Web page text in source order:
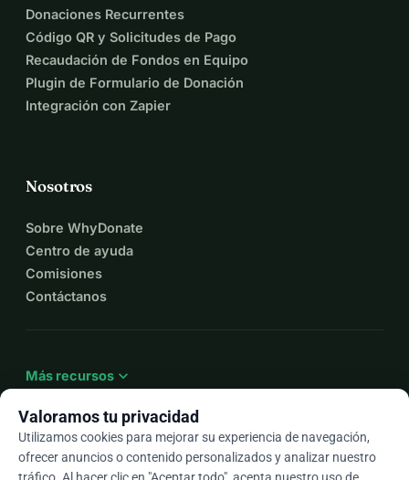
Donaciones Recurrentes
Código QR y Solicitudes de Pago
Recaudación de Fondos en Equipo
Plugin de Formulario de Donación
Integración con Zapier
Nosotros
Sobre WhyDonate
Centro de ayuda
Comisiones
Contáctanos
Más recursos expand_more
Valoramos tu privacidad
Utilizamos cookies para mejorar su experiencia de navegación,
ofrecer anuncios o contenido personalizados y analizar nuestro